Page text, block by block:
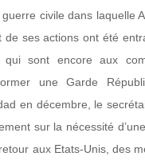
civile dans laquelle
ses actions ont été
qui sont encore aux
une Garde
en décembre, le
sur la nécessité
aux Etats-Unis, des